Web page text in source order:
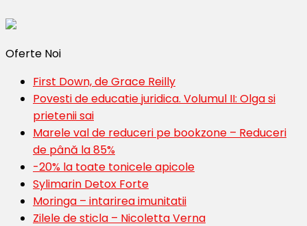
Oferte Noi
First Down, de Grace Reilly
Povesti de educatie juridica. Volumul II: Olga si
prietenii sai
Marele val de reduceri pe bookzone – Reduceri
de până la 85%
-20% la toate tonicele apicole
Sylimarin Detox Forte
Moringa – intarirea imunitatii
Zilele de sticla – Nicoletta Verna